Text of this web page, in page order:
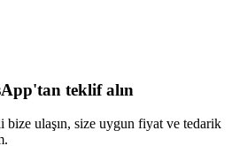
teklif alın
ulaşın, size uygun fiyat ve tedarik